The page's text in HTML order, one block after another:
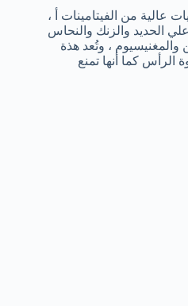
من الفيتامينات أ ،
علي الحديد والزنك والنحاس
والمغنيسيوم ، وتُعد هذة
الرأس كما أنها تمنع